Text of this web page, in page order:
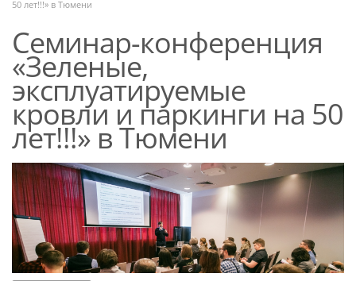
50 лет!!!» в Тюмени
Семинар-конференция
«Зеленые,
эксплуатируемые
кровли и паркинги на 50
лет!!!» в Тюмени